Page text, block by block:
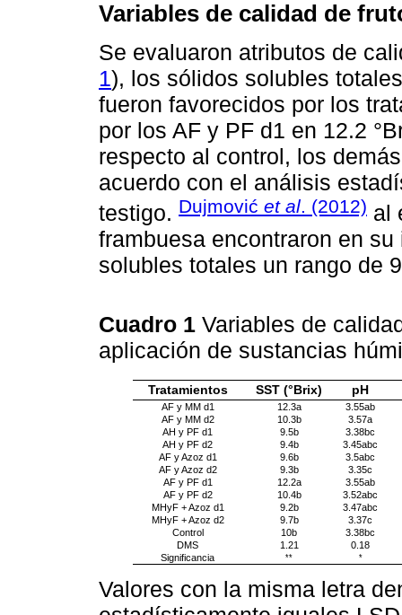
Variables de calidad de
Se evaluaron atributos de
1), los sólidos solubles
fueron favorecidos por los
por los AF y PF d1 en 12.2
respecto al control, los
acuerdo con el análisis
testigo. Dujmović et al. (2012) al
frambuesa encontraron en
solubles totales un rango de
Cuadro 1 Variables de
aplicación de sustancias
Tratamientos SST (°Brix) pH
AF y MM d1 12.3a
3.55ab
AF y MM d2
10.3b
3.57a
AH y PF d1
9.5b
3.38bc
AH y PF d2
9.4b
3.45abc
AF y Azoz d1
9.6b
3.5abc
AF y Azoz d2
9.3b
3.35c
AF y PF d1
12.2a
3.55ab
AF y PF d2
10.4b
3.52abc
MHyF + Azoz d1
9.2b
3.47abc
MHyF + Azoz d2
9.7b
3.37c
Control
10b
3.38bc
DMS
1.21
0.18
Significancia
** *
Valores con la misma letra